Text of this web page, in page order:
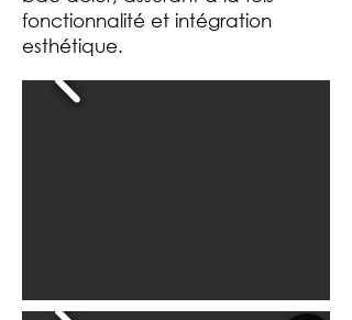
fonctionnalité et intégration
esthétique.